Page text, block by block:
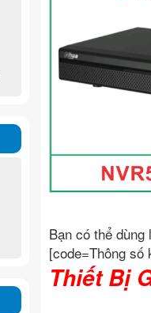
Bạn có thể dùng
[code=Thông số
Thiết Bị